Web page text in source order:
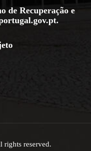
de Recuperação e
.
reserved.